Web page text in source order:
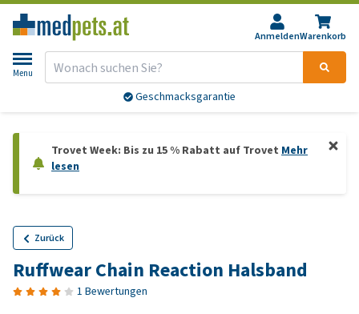
AnmeldenWarenkorb
Menu
Geschmacksgarantie
Trovet Week: Bis zu 15 % Rabatt auf Trovet Mehr
lesen
Zurück
Ruffwear Chain Reaction Halsband
1 Bewertungen